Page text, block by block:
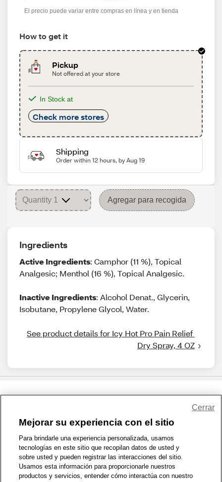
El precio puede variar entre compras en línea y en tienda
How to get it
Pickup
Not offered at your store
In Stock at
Check more stores
Shipping
Order within 12 hours, by Aug 19
Agregar para recogida
Ingredients
Active Ingredients: Camphor (11 %), Topical
Analgesic; Menthol (16 %), Topical Analgesic.
Inactive Ingredients: Alcohol Denat., Glycerin,
Isobutane, Propylene Glycol, Water.
See product details for Icy Hot Pro Pain Relief
Dry Spray, 4 OZ
1-800-679-9691 | Contáctenos | Términos de Uso | Accesibilidad
Política de Privacidad | WA Privacy Policy | Mapa del sitio
Zona de Bienestar | © 1999 - 2026 CVS.com
Mejorar su experiencia con el sitio
Para brindarle una experiencia personalizada, usamos
tecnologías en este sitio que recopilan datos de usted y
sobre usted y pueden registrar las interacciones del sitio.
Usamos esta información para proporcionarle nuestros
productos y servicios, entender cómo interactúa con nuestro
Cerrar